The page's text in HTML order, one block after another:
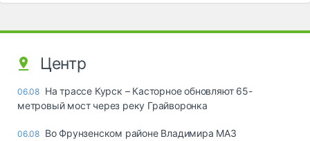
Центр
06.08 На трассе Курск – Касторное обновляют 65-
метровый мост через реку Грайворонка
06.08 Во Фрунзенском районе Владимира МАЗ